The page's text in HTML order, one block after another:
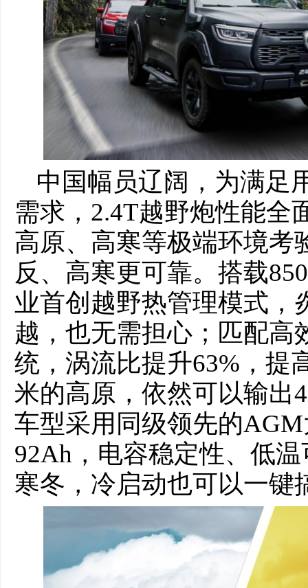
中国幅员辽阔，为满足
需求，2.4T越野炮性能全
高原、高寒等极端环境考
反、高寒更可靠。搭载
业首创越野热管理模式，
越，也无需担心；匹配高
统，涡流比提升63%，提
米的高原，依然可以输出
车型采用同级领先的
92Ah，电容稳定性、低
寒冬，冷启动也可以一键